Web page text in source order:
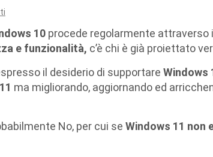
10 procede regolarmente attraverso
e funzionalità, c’è chi è già proiettato
il desiderio di supportare Windows
ma migliorando, aggiornando ed
No, per cui se Windows 11 non